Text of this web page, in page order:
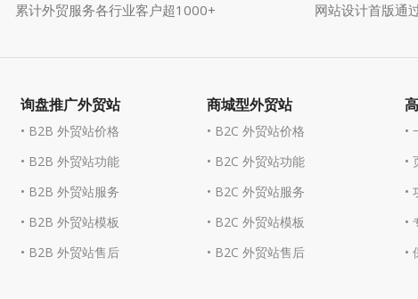
累计外贸服务各行业客户超1000+ 网站设计首版通
询盘推广外贸站
• B2B 外贸站价格
• B2B 外贸站功能
• B2B 外贸站服务
• B2B 外贸站模板
• B2B 外贸站售后
商城型外贸站
• B2C 外贸站价格
• B2C 外贸站功能
• B2C 外贸站服务
• B2C 外贸站模板
• B2C 外贸站售后
•
•
•
•
•